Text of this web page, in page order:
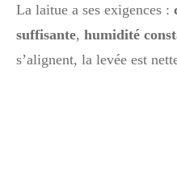
La laitue a ses exigences :
suffisante, humidité
s’alignent, la levée est